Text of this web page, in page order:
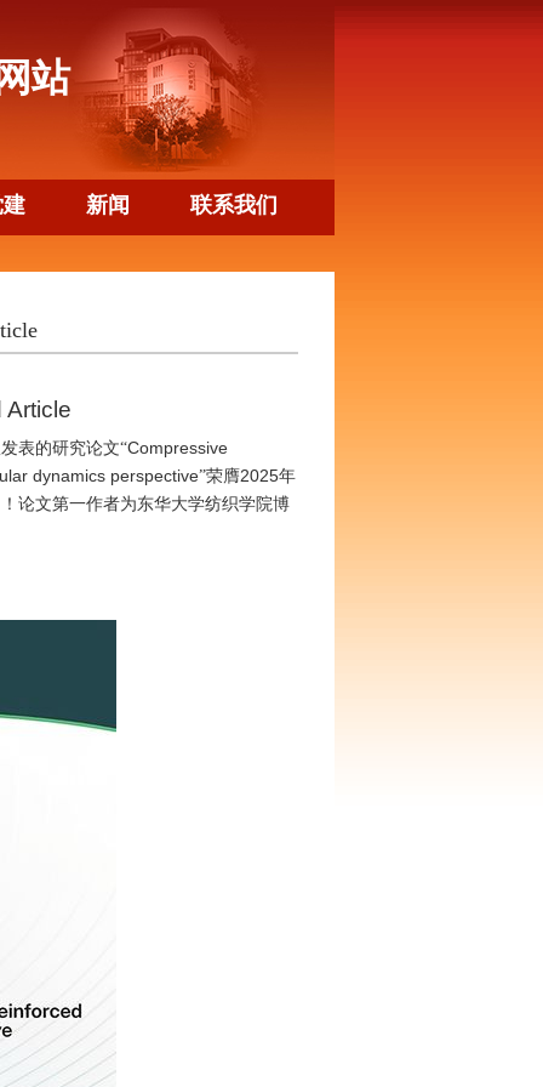
站
新闻 联系我们
Article
表的研究论文“Compressive
dynamics perspective”荣膺2025年
论文第一作者为东华大学纺织学院博